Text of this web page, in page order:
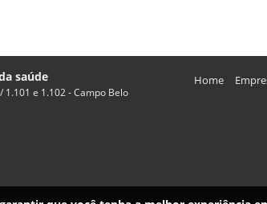
saúde
1.101 e 1.102 - Campo Belo
Home